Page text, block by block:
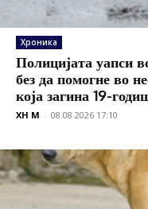
Хроника
Полицијата уапси
без да помогне во
која загина 19-
XH M - 08.08.2026 17:10